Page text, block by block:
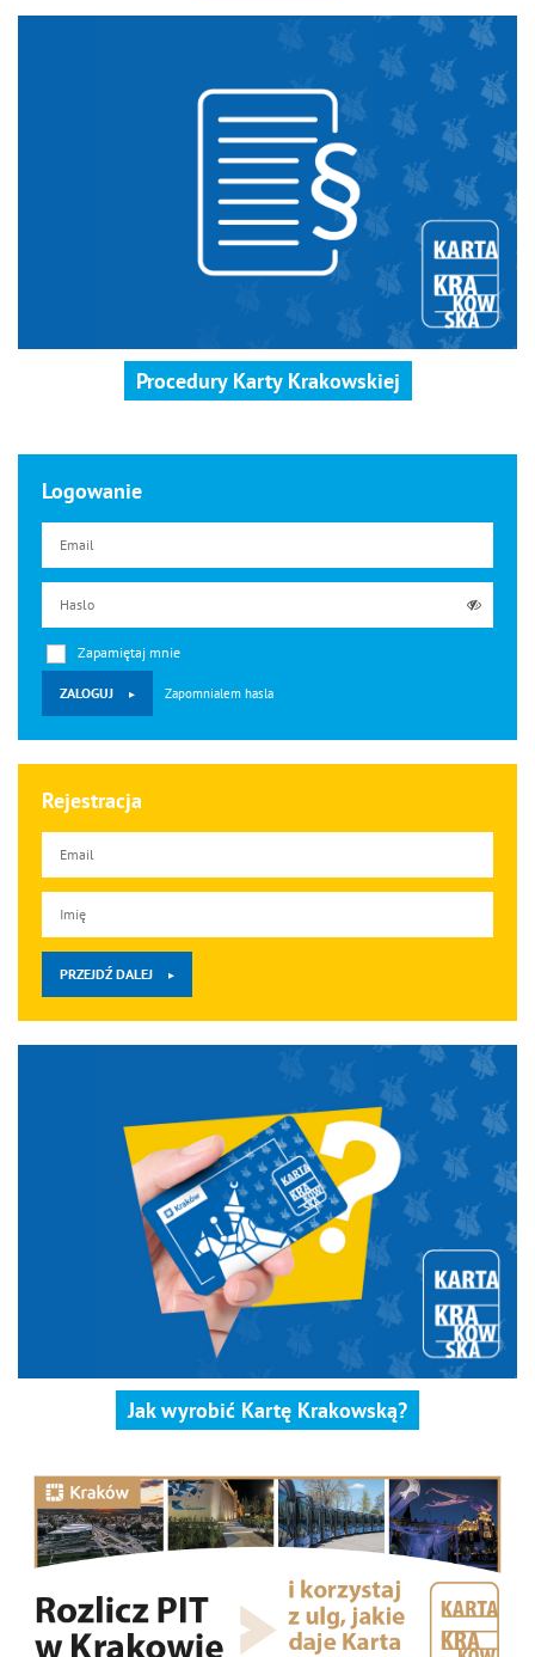
Procedury Karty Krakowskiej
Logowanie
Zapamiętaj mnie
ZALOGUJ Zapomnialem hasla
Rejestracja
PRZEJDŹ DALEJ
Jak wyrobić Kartę Krakowską?